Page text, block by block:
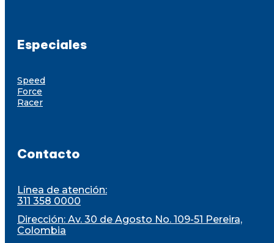
Especiales
Speed
Force
Racer
Contacto
Línea de atención:
311 358 0000
Dirección: Av. 30 de Agosto No. 109-51 Pereira,
Colombia